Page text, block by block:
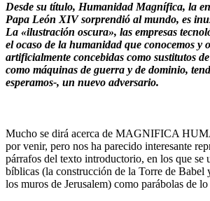
Desde su título, Humanidad Magnífica, la
Papa León XIV sorprendió al mundo, es
La «ilustración oscura», las empresas
el ocaso de la humanidad que conocemos y
artificialmente concebidas como sustitutos
como máquinas de guerra y de dominio,
esperamos-, un nuevo adversario.
Mucho se dirá acerca de MAGNIFICA
por venir, pero nos ha parecido interesante
párrafos del texto introductorio, en los que se
bíblicas (la construcción de la Torre de Babel
los muros de Jerusalem) como parábolas de